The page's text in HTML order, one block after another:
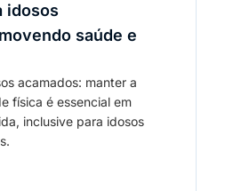
idosos
saúde e
acamados: manter a
física é essencial em
inclusive para idosos